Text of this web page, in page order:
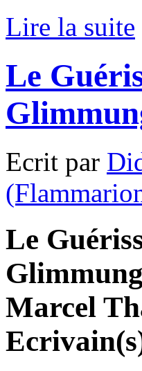
Lire la suite
Le
Ecrit par
Le
Marcel